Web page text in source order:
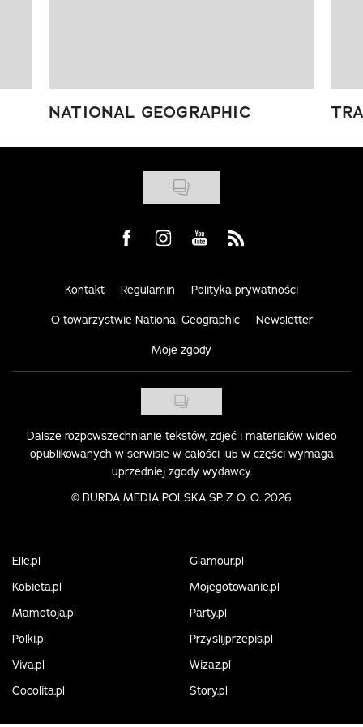
NATIONAL GEOGRAPHIC
Visit us on Facebook
Visit us on Instagram
Visit us on Youtube
Visit us on Rss
Kontakt Regulamin Polityka prywatności
O towarzystwie National Geographic Newsletter
Moje zgody
Dalsze rozpowszechnianie tekstów, zdjęć i materiałów wideo
opublikowanych w serwisie w całości lub w części wymaga
uprzedniej zgody wydawcy.
© BURDA MEDIA POLSKA SP. Z O. O. 2026
Elle.pl
Glamour.pl
Kobieta.pl
Mojegotowanie.pl
Mamotoja.pl
Party.pl
Polki.pl
Przyslijprzepis.pl
Viva.pl
Wizaz.pl
Cocolita.pl
Story.pl